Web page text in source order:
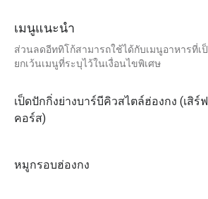
เมนูแนะนำ
ส่วนลดอีททิโก้สามารถใช้ได้กับเมนูอาหารที่เ
ยกเว้นเมนูที่ระบุไว้ในเงื่อนไขพิเศษ
เป็ดปักกิ่งย่างบาร์บีคิวสไตล์ฮ่องกง (เสิร์
คอร์ส)
หมูกรอบฮ่องกง